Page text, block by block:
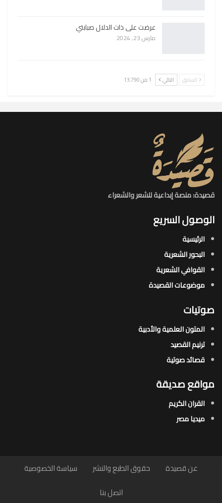
عرضت على ذات الدلال صبابتي
مارس 23, 2024
السابق التالي 1 من 13٬790
قصيدة: منصة إبداعية للشعر والشعراء
الوصول السريع
الرئيسية
البحور الشعرية​
القوافي الشعرية​
موضوعات القصيدة​
صوتيات
المتون العلمية والأدبية
ترنيم القصيد
قصائد صوتية
مواقع صديقة
القران الكريم
ميديا مصر
عن قصيدة حقوق الطبع والنشر
سياسة الخصوصية
اتصل بنا